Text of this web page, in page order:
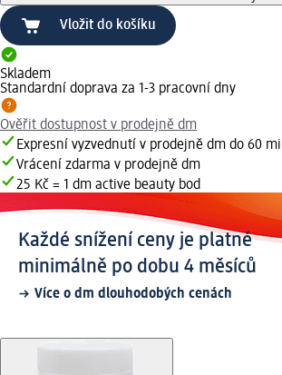
Vložit do košíku
Skladem
Standardní doprava za 1-3 pracovní dny
Ověřit dostupnost v prodejně dm
Expresní vyzvednutí v prodejně dm do 60
Vrácení zdarma v prodejně dm
25 Kč = 1 dm active beauty bod
Každé snížení ceny je platné
minimálně po dobu 4 měsíců
Více o dm dlouhodobých cenách